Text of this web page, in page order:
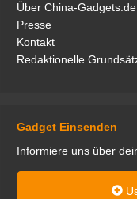
Über China-Gadgets.de
Presse
Kontakt
Redaktionelle
Gadget Einsenden
Informiere uns über